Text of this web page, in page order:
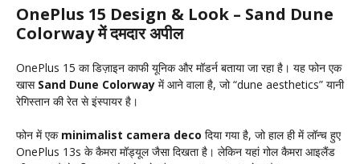
OnePlus 15 Design & Look – Sand Dune
Colorway में दमदार अपील
OnePlus 15 का डिज़ाइन काफी यूनिक और मॉडर्न बताया जा रहा है। यह फोन एक
खास Sand Dune Colorway में आने वाला है, जो “dune aesthetics” यानी
रेगिस्तान की रेत से इंस्पायर है।
फोन में एक minimalist camera deco दिया गया है, जो हाल ही में लॉन्च हुए
OnePlus 13s के कैमरा मॉड्यूल जैसा दिखता है। लेकिन यहां गोल कैमरा आइलैंड